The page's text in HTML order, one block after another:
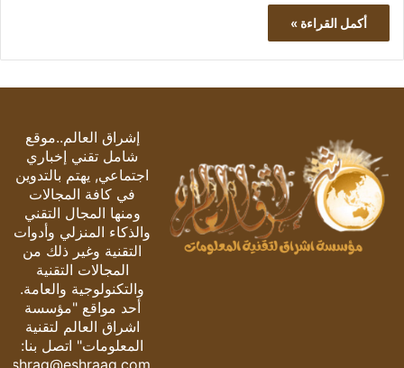
أكمل القراءة »
إشراق العالم..موقع
شامل تقني إخباري
اجتماعي, يهتم بالتدوين
في كافة المجالات
ومنها المجال التقني
والذكاء المنزلي وأدوات
التقنية وغير ذلك من
المجالات التقنية
والتكنولوجية والعامة.
أحد مواقع "مؤسسة
اشراق العالم لتقنية
المعلومات" اتصل بنا:
eshrag@eshraag.com